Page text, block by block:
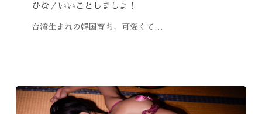
ひな／いいことしましょ！
台湾生まれの韓国育ち、可愛くて…